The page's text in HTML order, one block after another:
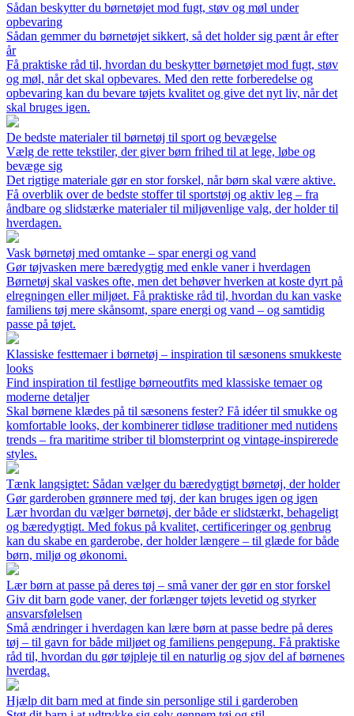
Sådan beskytter du børnetøjet mod fugt, støv og møl under
opbevaring
Sådan gemmer du børnetøjet sikkert, så det holder sig pænt år efter
år
Få praktiske råd til, hvordan du beskytter børnetøjet mod fugt, støv
og møl, når det skal opbevares. Med den rette forberedelse og
opbevaring kan du bevare tøjets kvalitet og give det nyt liv, når det
skal bruges igen.
De bedste materialer til børnetøj til sport og bevægelse
Vælg de rette tekstiler, der giver børn frihed til at lege, løbe og
bevæge sig
Det rigtige materiale gør en stor forskel, når børn skal være aktive.
Få overblik over de bedste stoffer til sportstøj og aktiv leg – fra
åndbare og slidstærke materialer til miljøvenlige valg, der holder til
hverdagen.
Vask børnetøj med omtanke – spar energi og vand
Gør tøjvasken mere bæredygtig med enkle vaner i hverdagen
Børnetøj skal vaskes ofte, men det behøver hverken at koste dyrt på
elregningen eller miljøet. Få praktiske råd til, hvordan du kan vaske
familiens tøj mere skånsomt, spare energi og vand – og samtidig
passe på tøjet.
Klassiske festtemaer i børnetøj – inspiration til sæsonens smukkeste
looks
Find inspiration til festlige børneoutfits med klassiske temaer og
moderne detaljer
Skal børnene klædes på til sæsonens fester? Få idéer til smukke og
komfortable looks, der kombinerer tidløse traditioner med nutidens
trends – fra maritime striber til blomsterprint og vintage-inspirerede
styles.
Tænk langsigtet: Sådan vælger du bæredygtigt børnetøj, der holder
Gør garderoben grønnere med tøj, der kan bruges igen og igen
Lær hvordan du vælger børnetøj, der både er slidstærkt, behageligt
og bæredygtigt. Med fokus på kvalitet, certificeringer og genbrug
kan du skabe en garderobe, der holder længere – til glæde for både
børn, miljø og økonomi.
Lær børn at passe på deres tøj – små vaner der gør en stor forskel
Giv dit barn gode vaner, der forlænger tøjets levetid og styrker
ansvarsfølelsen
Små ændringer i hverdagen kan lære børn at passe bedre på deres
tøj – til gavn for både miljøet og familiens pengepung. Få praktiske
råd til, hvordan du gør tøjpleje til en naturlig og sjov del af børnenes
hverdag.
Hjælp dit barn med at finde sin personlige stil i garderoben